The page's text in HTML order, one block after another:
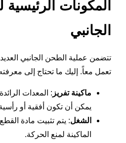
المكونات
الجانبي
تتضمن عملية الطحن الجانبي
تعمل معاً. إليك ما تحتاج إلى
ماكينة تفريز : المعدات
يمكن أن تكون أفقية أو
الشغل: يتم تثبيت مادة
الماكينة لمنع الحركة.